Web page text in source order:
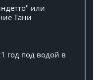
или
Тани
год под водой в